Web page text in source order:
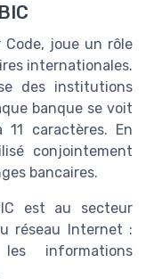
Code, joue un rôle
internationales.
des institutions
banque se voit
caractères. En
conjointement
bancaires.
est au secteur
réseau Internet :
informations